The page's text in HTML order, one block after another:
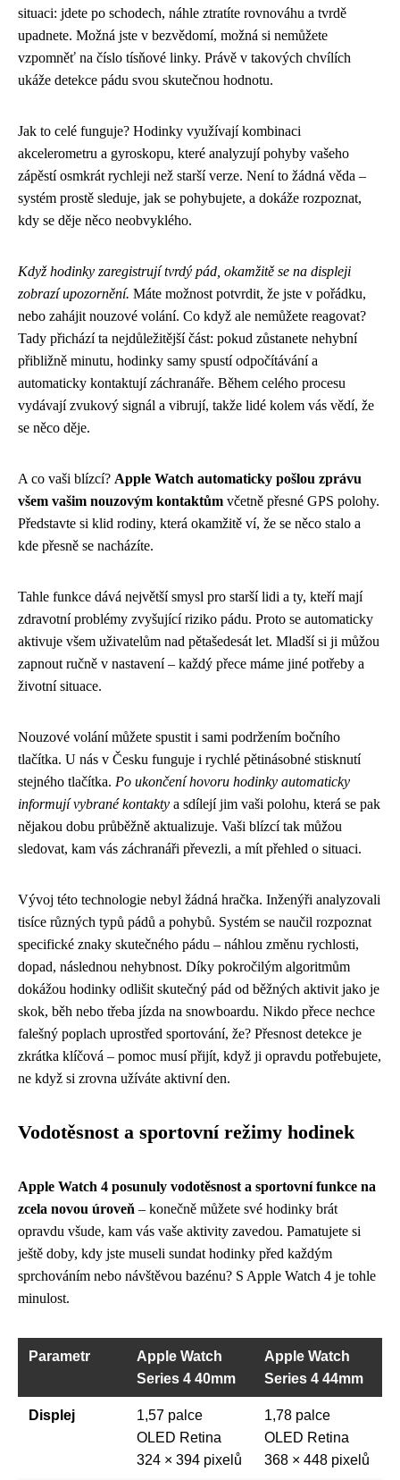
situaci: jdete po schodech, náhle ztratíte rovnováhu a tvrdě
upadnete. Možná jste v bezvědomí, možná si nemůžete
vzpomněť na číslo tísňové linky. Právě v takových chvílích
ukáže detekce pádu svou skutečnou hodnotu.
Jak to celé funguje? Hodinky využívají kombinaci
akcelerometru a gyroskopu, které analyzují pohyby vašeho
zápěstí osmkrát rychleji než starší verze. Není to žádná věda –
systém prostě sleduje, jak se pohybujete, a dokáže rozpoznat,
kdy se děje něco neobvyklého.
Když hodinky zaregistrují tvrdý pád, okamžitě se na displeji
zobrazí upozornění. Máte možnost potvrdit, že jste v pořádku,
nebo zahájit nouzové volání. Co když ale nemůžete reagovat?
Tady přichází ta nejdůležitější část: pokud zůstanete nehybní
přibližně minutu, hodinky samy spustí odpočítávání a
automaticky kontaktují záchranáře. Během celého procesu
vydávají zvukový signál a vibrují, takže lidé kolem vás vědí, že
se něco děje.
A co vaši blízcí? Apple Watch automaticky pošlou zprávu
všem vašim nouzovým kontaktům včetně přesné GPS polohy.
Představte si klid rodiny, která okamžitě ví, že se něco stalo a
kde přesně se nacházíte.
Tahle funkce dává největší smysl pro starší lidi a ty, kteří mají
zdravotní problémy zvyšující riziko pádu. Proto se automaticky
aktivuje všem uživatelům nad pětašedesát let. Mladší si ji můžou
zapnout ručně v nastavení – každý přece máme jiné potřeby a
životní situace.
Nouzové volání můžete spustit i sami podržením bočního
tlačítka. U nás v Česku funguje i rychlé pětinásobné stisknutí
stejného tlačítka. Po ukončení hovoru hodinky automaticky
informují vybrané kontakty a sdílejí jim vaši polohu, která se pak
nějakou dobu průběžně aktualizuje. Vaši blízcí tak můžou
sledovat, kam vás záchranáři převezli, a mít přehled o situaci.
Vývoj této technologie nebyl žádná hračka. Inženýři analyzovali
tisíce různých typů pádů a pohybů. Systém se naučil rozpoznat
specifické znaky skutečného pádu – náhlou změnu rychlosti,
dopad, následnou nehybnost. Díky pokročilým algoritmům
dokážou hodinky odlišit skutečný pád od běžných aktivit jako je
skok, běh nebo třeba jízda na snowboardu. Nikdo přece nechce
falešný poplach uprostřed sportování, že? Přesnost detekce je
zkrátka klíčová – pomoc musí přijít, když ji opravdu potřebujete,
ne když si zrovna užíváte aktivní den.
Vodotěsnost a sportovní režimy hodinek
Apple Watch 4 posunuly vodotěsnost a sportovní funkce na
zcela novou úroveň – konečně můžete své hodinky brát
opravdu všude, kam vás vaše aktivity zavedou. Pamatujete si
ještě doby, kdy jste museli sundat hodinky před každým
sprchováním nebo návštěvou bazénu? S Apple Watch 4 je tohle
minulost.
Parametr
Apple Watch
Series 4 40mm
Apple Watch
Series 4 44mm
Displej
1,57 palce
OLED Retina
324 × 394 pixelů
1,78 palce
OLED Retina
368 × 448 pixelů